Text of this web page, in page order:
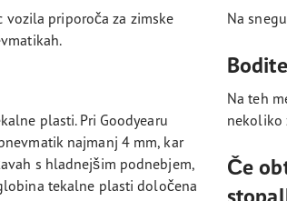
priporoča za zimske
plasti. Pri Goodyearu
najmanj 4 mm, kar
s hladnejšim podnebjem,
tekalne plasti določena
Na
Na teh
nekoliko
Če